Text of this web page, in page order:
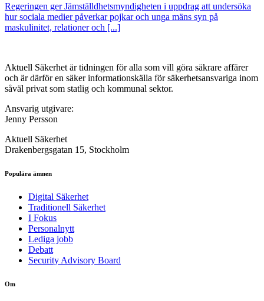
Regeringen ger Jämställdhetsmyndigheten i uppdrag att undersöka
hur sociala medier påverkar pojkar och unga mäns syn på
maskulinitet, relationer och [...]
Aktuell Säkerhet är tidningen för alla som vill göra säkrare affärer
och är därför en säker informationskälla för säkerhets­ansvariga inom
såväl privat som statlig och kommunal sektor.
Ansvarig utgivare:
Jenny Persson
Aktuell Säkerhet
Drakenbergsgatan 15, Stockholm
Populära ämnen
Digital Säkerhet
Traditionell Säkerhet
I Fokus
Personalnytt
Lediga jobb
Debatt
Security Advisory Board
Om